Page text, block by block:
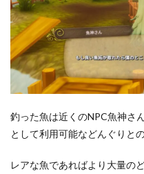
釣った魚は近くのNPC魚神さ
として利用可能などんぐりと
レアな魚であればより大量の